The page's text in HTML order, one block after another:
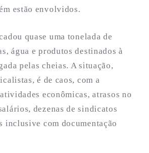
estão envolvidos.
quase uma tonelada de
água e produtos destinados à
pelas cheias. A situação,
é de caos, com a
econômicas, atrasos no
dezenas de sindicatos
inclusive com documentação